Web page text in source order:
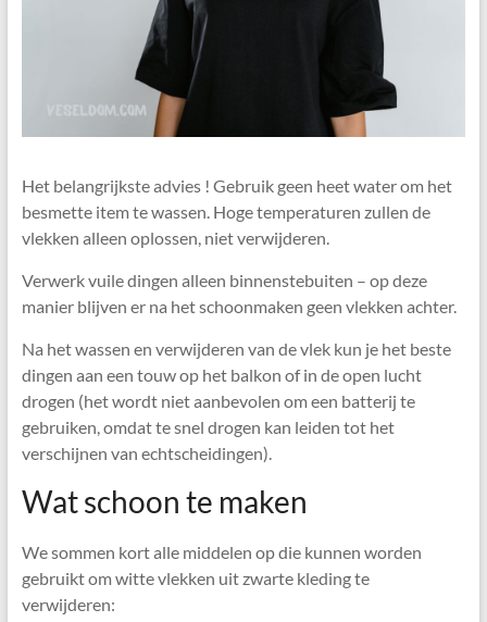
Het belangrijkste advies ! Gebruik geen heet water om het
besmette item te wassen. Hoge temperaturen zullen de
vlekken alleen oplossen, niet verwijderen.
Verwerk vuile dingen alleen binnenstebuiten – op deze
manier blijven er na het schoonmaken geen vlekken achter.
Na het wassen en verwijderen van de vlek kun je het beste
dingen aan een touw op het balkon of in de open lucht
drogen (het wordt niet aanbevolen om een ​​batterij te
gebruiken, omdat te snel drogen kan leiden tot het
verschijnen van echtscheidingen).
Wat schoon te maken
We sommen kort alle middelen op die kunnen worden
gebruikt om witte vlekken uit zwarte kleding te
verwijderen: